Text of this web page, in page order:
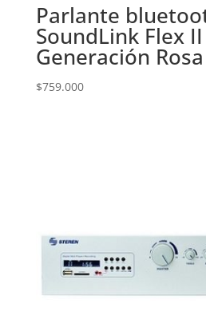
Parlante
SoundLink Flex II
Generación
$759.000